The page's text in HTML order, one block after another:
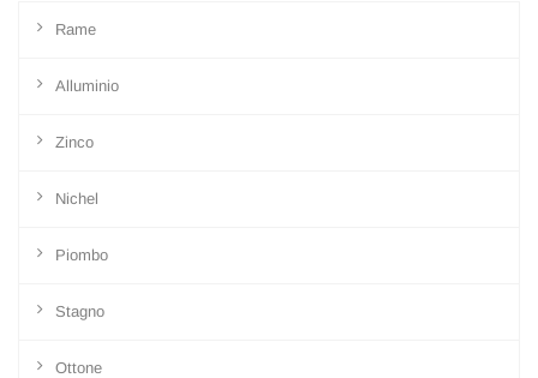
Rame
Alluminio
Zinco
Nichel
Piombo
Stagno
Ottone